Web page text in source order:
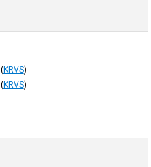
(KRVS)
(KRVS)